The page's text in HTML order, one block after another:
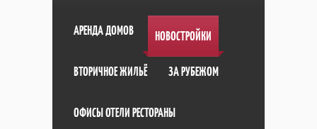
АРЕНДА ДОМОВ НОВОСТРОЙКИ
ВТОРИЧНОЕ ЖИЛЬЁ ЗА РУБЕЖОМ
ОФИСЫ ОТЕЛИ РЕСТОРАНЫ